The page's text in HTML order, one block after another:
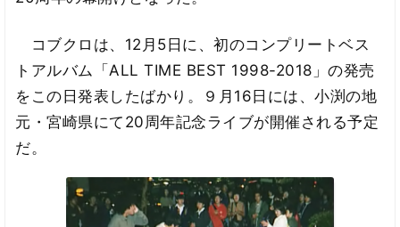
コブクロは、12月5日に、初のコンプリートベス
トアルバム「ALL TIME BEST 1998-2018」の発売
をこの日発表したばかり。９月16日には、小渕の地
元・宮崎県にて20周年記念ライブが開催される予定
だ。